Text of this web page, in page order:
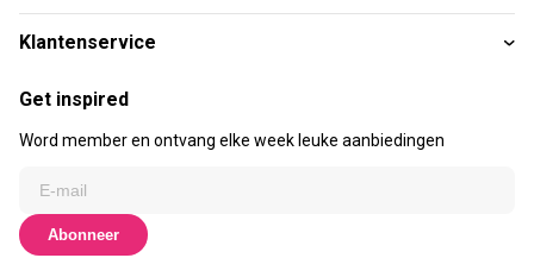
Klantenservice
Get inspired
Word member en ontvang elke week leuke aanbiedingen
Abonneer